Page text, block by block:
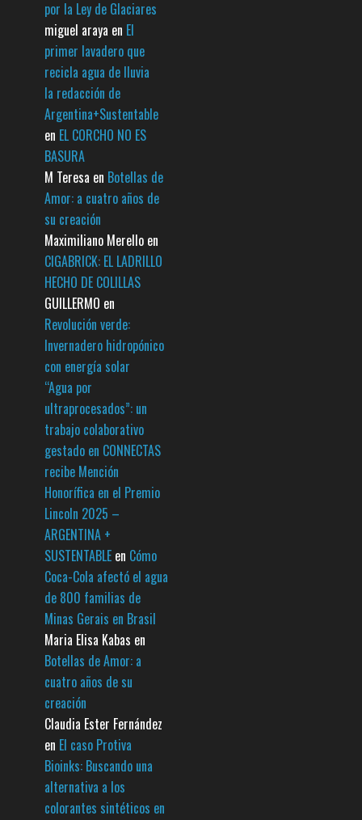
por la Ley de Glaciares
miguel araya en El
primer lavadero que
recicla agua de lluvia
la redacción de
Argentina+Sustentable
en EL CORCHO NO ES
BASURA
M Teresa en Botellas de
Amor: a cuatro años de
su creación
Maximiliano Merello en
CIGABRICK: EL LADRILLO
HECHO DE COLILLAS
GUILLERMO en
Revolución verde:
Invernadero hidropónico
con energía solar
“Agua por
ultraprocesados”: un
trabajo colaborativo
gestado en CONNECTAS
recibe Mención
Honorífica en el Premio
Lincoln 2025 –
ARGENTINA +
SUSTENTABLE en Cómo
Coca-Cola afectó el agua
de 800 familias de
Minas Gerais en Brasil
Maria Elisa Kabas en
Botellas de Amor: a
cuatro años de su
creación
Claudia Ester Fernández
en El caso Protiva
Bioinks: Buscando una
alternativa a los
colorantes sintéticos en